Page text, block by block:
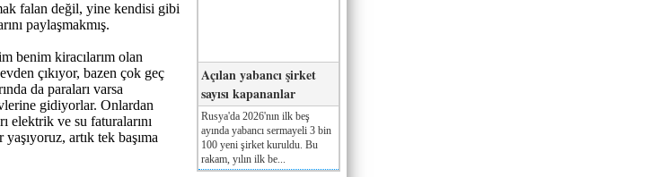
falan değil, yine kendisi gibi
paylaşmakmış.
benim kiracılarım olan
çıkıyor, bazen çok geç
da paraları varsa
gidiyorlar. Onlardan
elektrik ve su faturalarını
artık tek başıma
Açılan yabancı şirket
sayısı kapananlar
Rusya'da 2026'nın ilk beş
ayında yabancı sermayeli 3 bin
100 yeni şirket kuruldu. Bu
rakam, yılın ilk be...